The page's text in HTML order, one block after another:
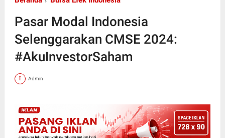
Pasar Modal Indonesia
Selenggarakan CMSE 2024:
#AkuInvestorSaham
Admin